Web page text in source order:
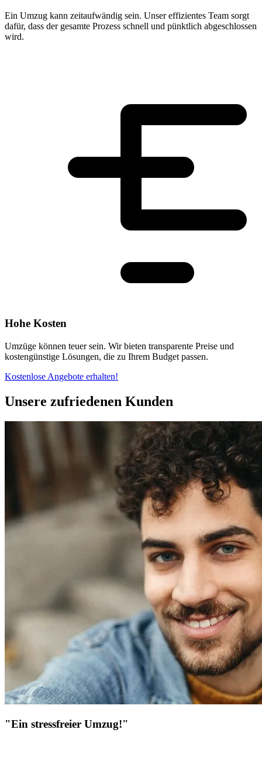
Ein Umzug kann zeitaufwändig sein. Unser effizientes Team sorgt
dafür, dass der gesamte Prozess schnell und pünktlich abgeschlossen
wird.
Hohe Kosten
Umzüge können teuer sein. Wir bieten transparente Preise und
kostengünstige Lösungen, die zu Ihrem Budget passen.
Kostenlose Angebote erhalten!
Unsere zufriedenen Kunden
"Ein stressfreier Umzug!"